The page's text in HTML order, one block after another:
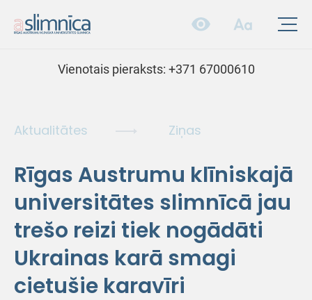
Vienotais pieraksts: +371 67000610
Aktualitātes Ziņas
Rīgas Austrumu klīniskajā
universitātes slimnīcā jau
trešo reizi tiek nogādāti
Ukrainas karā smagi
cietušie karavīri